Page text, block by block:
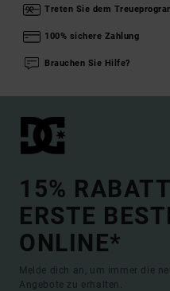
Treten Sie dem
100% sichere Zahlung
Brauchen Sie Hilfe?
15%
ERSTE
ONLINE*
Melde dich an, um immer die
Angebote zu erhalten.